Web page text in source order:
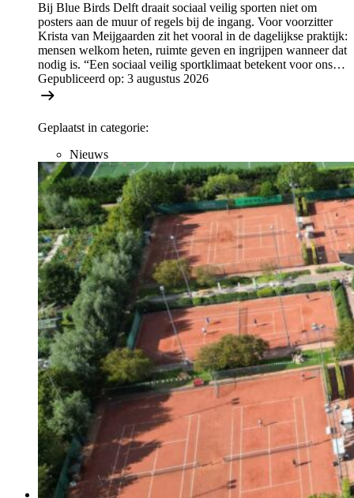
Bij Blue Birds Delft draait sociaal veilig sporten niet om
posters aan de muur of regels bij de ingang. Voor voorzitter
Krista van Meijgaarden zit het vooral in de dagelijkse praktijk:
mensen welkom heten, ruimte geven en ingrijpen wanneer dat
nodig is. “Een sociaal veilig sportklimaat betekent voor ons…
Gepubliceerd op: 3 augustus 2026
Geplaatst in categorie:
Nieuws